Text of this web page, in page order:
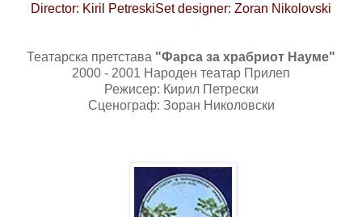
Director: Kiril PetreskiSet designer: Zoran Nikolovski
Театарска претстава "Фарса за храбриот Науме"
2000 - 2001 Народен театар Прилеп
Режисер: Кирил Петрески
Сценограф: Зоран Николовски